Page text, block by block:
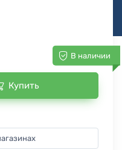
В наличии
Купить